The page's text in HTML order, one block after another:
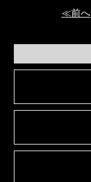
≪前へ